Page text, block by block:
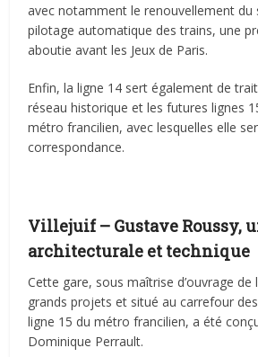
avec notamment le renouvellement du
pilotage automatique des trains, une
aboutie avant les Jeux de Paris.
Enfin, la ligne 14 sert également de
réseau historique et les futures lignes
métro francilien, avec lesquelles elle
correspondance.
Villejuif – Gustave Roussy,
architecturale et technique
Cette gare, sous maîtrise d’ouvrage de
grands projets et situé au carrefour
ligne 15 du métro francilien, a été
Dominique Perrault.